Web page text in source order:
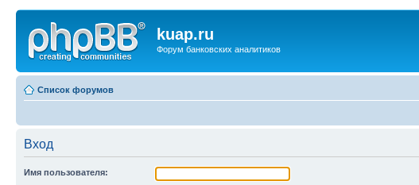
kuap.ru
Форум банковских аналитиков
Список форумов
Вход
Имя пользователя: